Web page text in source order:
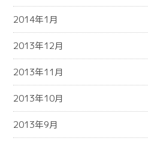
2014年1月
2013年12月
2013年11月
2013年10月
2013年9月